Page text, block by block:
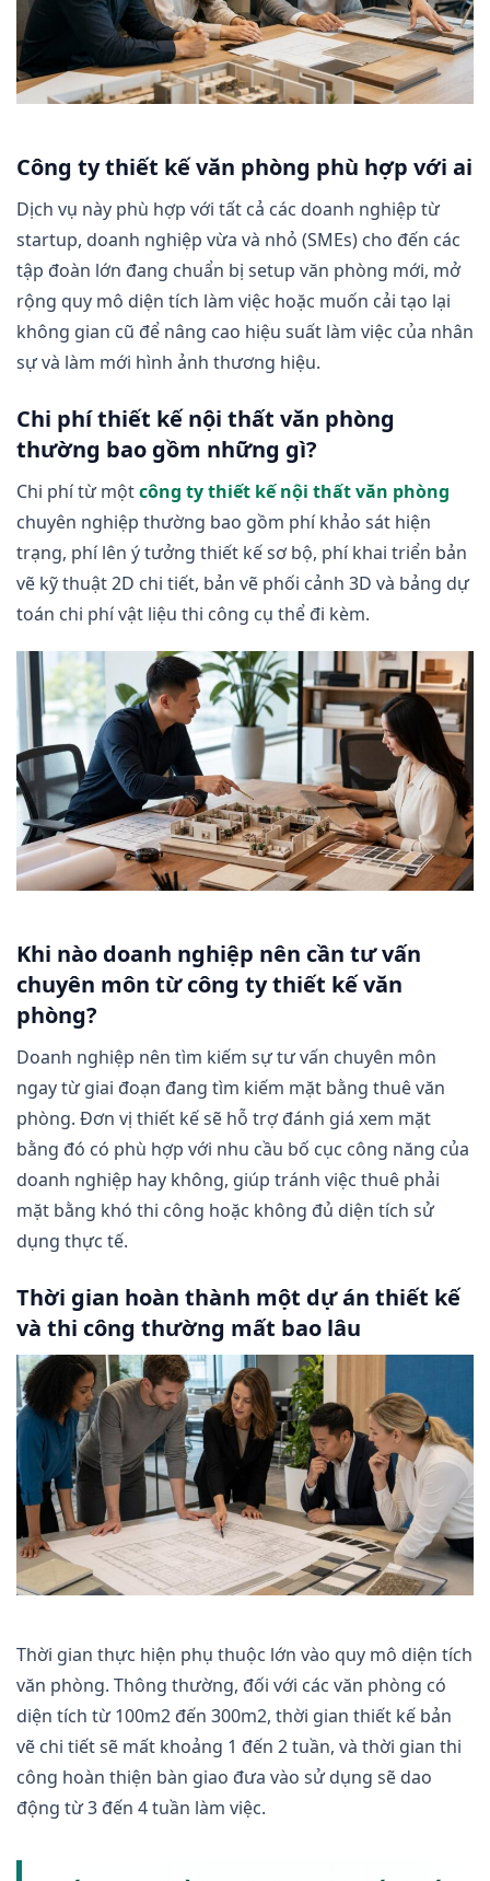
Công ty thiết kế văn phòng phù hợp với ai
Dịch vụ này phù hợp với tất cả các doanh nghiệp từ
startup, doanh nghiệp vừa và nhỏ (SMEs) cho đến các
tập đoàn lớn đang chuẩn bị setup văn phòng mới, mở
rộng quy mô diện tích làm việc hoặc muốn cải tạo lại
không gian cũ để nâng cao hiệu suất làm việc của nhân
sự và làm mới hình ảnh thương hiệu.
Chi phí thiết kế nội thất văn phòng
thường bao gồm những gì?
Chi phí từ mộtcông ty thiết kế nội thất văn phòng
chuyên nghiệp thường bao gồm phí khảo sát hiện
trạng, phí lên ý tưởng thiết kế sơ bộ, phí khai triển bản
vẽ kỹ thuật 2D chi tiết, bản vẽ phối cảnh 3D và bảng dự
toán chi phí vật liệu thi công cụ thể đi kèm.
Khi nào doanh nghiệp nên cần tư vấn
chuyên môn từ công ty thiết kế văn
phòng?
Doanh nghiệp nên tìm kiếm sự tư vấn chuyên môn
ngay từ giai đoạn đang tìm kiếm mặt bằng thuê văn
phòng. Đơn vị thiết kế sẽ hỗ trợ đánh giá xem mặt
bằng đó có phù hợp với nhu cầu bố cục công năng của
doanh nghiệp hay không, giúp tránh việc thuê phải
mặt bằng khó thi công hoặc không đủ diện tích sử
dụng thực tế.
Thời gian hoàn thành một dự án thiết kế
và thi công thường mất bao lâu
Thời gian thực hiện phụ thuộc lớn vào quy mô diện tích
văn phòng. Thông thường, đối với các văn phòng có
diện tích từ 100m2 đến 300m2, thời gian thiết kế bản
vẽ chi tiết sẽ mất khoảng 1 đến 2 tuần, và thời gian thi
công hoàn thiện bàn giao đưa vào sử dụng sẽ dao
động từ 3 đến 4 tuần làm việc.